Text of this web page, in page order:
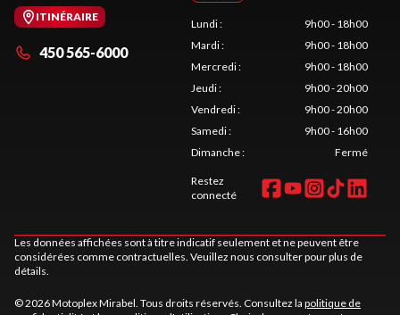
ITINÉRAIRE
450 565-6000
Lundi:
9h00 - 18h00
Mardi:
9h00 - 18h00
Mercredi:
9h00 - 18h00
Jeudi:
9h00 - 20h00
Vendredi:
9h00 - 20h00
Samedi:
9h00 - 16h00
Dimanche: Fermé
Restez
connecté
Les données affichées sont à titre indicatif seulement et ne peuvent être
considérées comme contractuelles. Veuillez nous consulter pour plus de
détails.
© 2026 Motoplex Mirabel. Tous droits réservés. Consultez la politique de